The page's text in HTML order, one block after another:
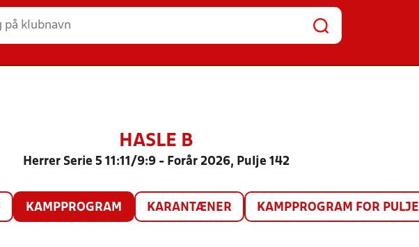
HASLE B
Herrer Serie 5 11:11/9:9 - Forår 2026, Pulje 142
KAMPPROGRAM KARANTÆNER KAMPPROGRAM FOR PULJE